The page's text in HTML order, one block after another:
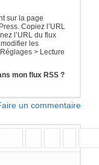
sur la page
Copiez l’URL
l’URL du flux
les
> Lecture
mon flux RSS ?
un commentaire